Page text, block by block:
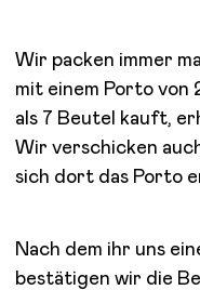
Wir packen immer
mit einem Porto von
als 7 Beutel kauft,
Wir verschicken
sich dort das Porto
Nach dem ihr uns
bestätigen wir die